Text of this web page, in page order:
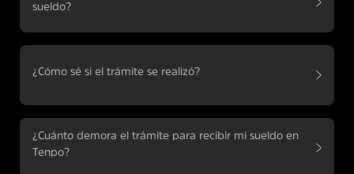
sueldo?
¿Cómo sé si el trámite se realizó?
¿Cuánto demora el trámite para recibir mi sueldo en
Tenpo?